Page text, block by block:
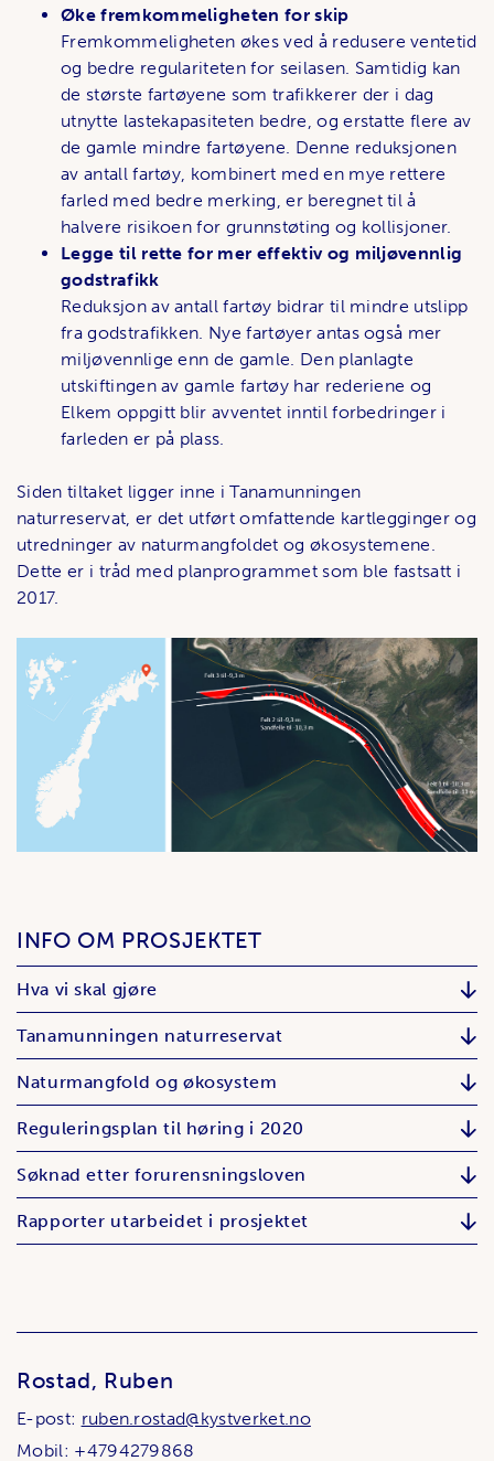
Øke fremkommeligheten for skip
Fremkommeligheten økes ved å redusere ventetid
og bedre regulariteten for seilasen. Samtidig kan
de største fartøyene som trafikkerer der i dag
utnytte lastekapasiteten bedre, og erstatte flere av
de gamle mindre fartøyene. Denne reduksjonen
av antall fartøy, kombinert med en mye rettere
farled med bedre merking, er beregnet til å
halvere risikoen for grunnstøting og kollisjoner.
Legge til rette for mer effektiv og miljøvennlig
godstrafikk
Reduksjon av antall fartøy bidrar til mindre utslipp
fra godstrafikken. Nye fartøyer antas også mer
miljøvennlige enn de gamle. Den planlagte
utskiftingen av gamle fartøy har rederiene og
Elkem oppgitt blir avventet inntil forbedringer i
farleden er på plass.
Siden tiltaket ligger inne i Tanamunningen
naturreservat, er det utført omfattende kartlegginger og
utredninger av naturmangfoldet og økosystemene.
Dette er i tråd med planprogrammet som ble fastsatt i
2017.
INFO OM PROSJEKTET
Hva vi skal gjøre
Tanamunningen naturreservat
Naturmangfold og økosystem
Reguleringsplan til høring i 2020
Søknad etter forurensningsloven
Rapporter utarbeidet i prosjektet
Rostad, Ruben
E-post: ruben.rostad@kystverket.no
Mobil: +4794279868